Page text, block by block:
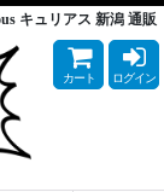
キュリアス 新潟 通販
カート ログイン